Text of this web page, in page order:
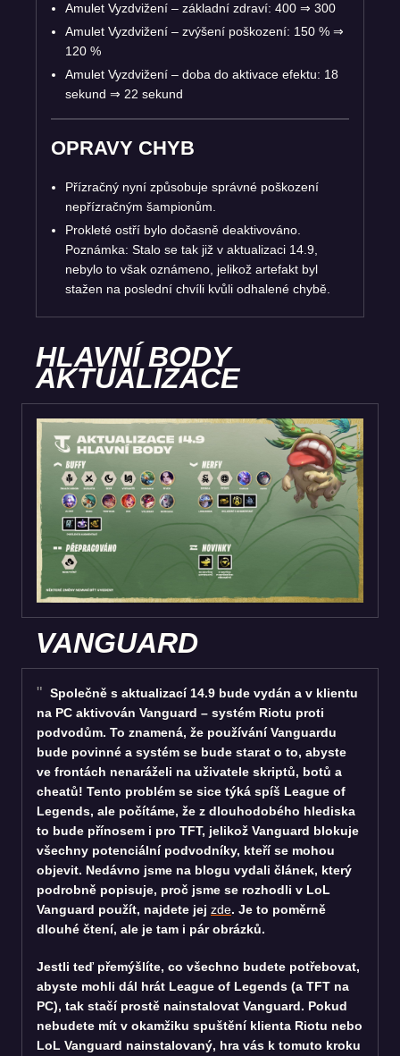
Amulet Vyzdvižení – základní zdraví: 400 ⇒ 300
Amulet Vyzdvižení – zvýšení poškození: 150 % ⇒
120 %
Amulet Vyzdvižení – doba do aktivace efektu: 18
sekund ⇒ 22 sekund
OPRAVY CHYB
Přízračný nyní způsobuje správné poškození
nepřízračným šampionům.
Prokleté ostří bylo dočasně deaktivováno.
Poznámka: Stalo se tak již v aktualizaci 14.9,
nebylo to však oznámeno, jelikož artefakt byl
stažen na poslední chvíli kvůli odhalené chybě.
HLAVNÍ BODY
AKTUALIZACE
VANGUARD
Společně s aktualizací 14.9 bude vydán a v klientu
na PC aktivován Vanguard – systém Riotu proti
podvodům. To znamená, že používání Vanguardu
bude povinné a systém se bude starat o to, abyste
ve frontách nenaráželi na uživatele skriptů, botů a
cheatů! Tento problém se sice týká spíš League of
Legends, ale počítáme, že z dlouhodobého hlediska
to bude přínosem i pro TFT, jelikož Vanguard blokuje
všechny potenciální podvodníky, kteří se mohou
objevit. Nedávno jsme na blogu vydali článek, který
podrobně popisuje, proč jsme se rozhodli v LoL
Vanguard použít, najdete jej zde. Je to poměrně
dlouhé čtení, ale je tam i pár obrázků.
Jestli teď přemýšlíte, co všechno budete potřebovat,
abyste mohli dál hrát League of Legends (a TFT na
PC), tak stačí prostě nainstalovat Vanguard. Pokud
nebudete mít v okamžiku spuštění klienta Riotu nebo
LoL Vanguard nainstalovaný, hra vás k tomuto kroku